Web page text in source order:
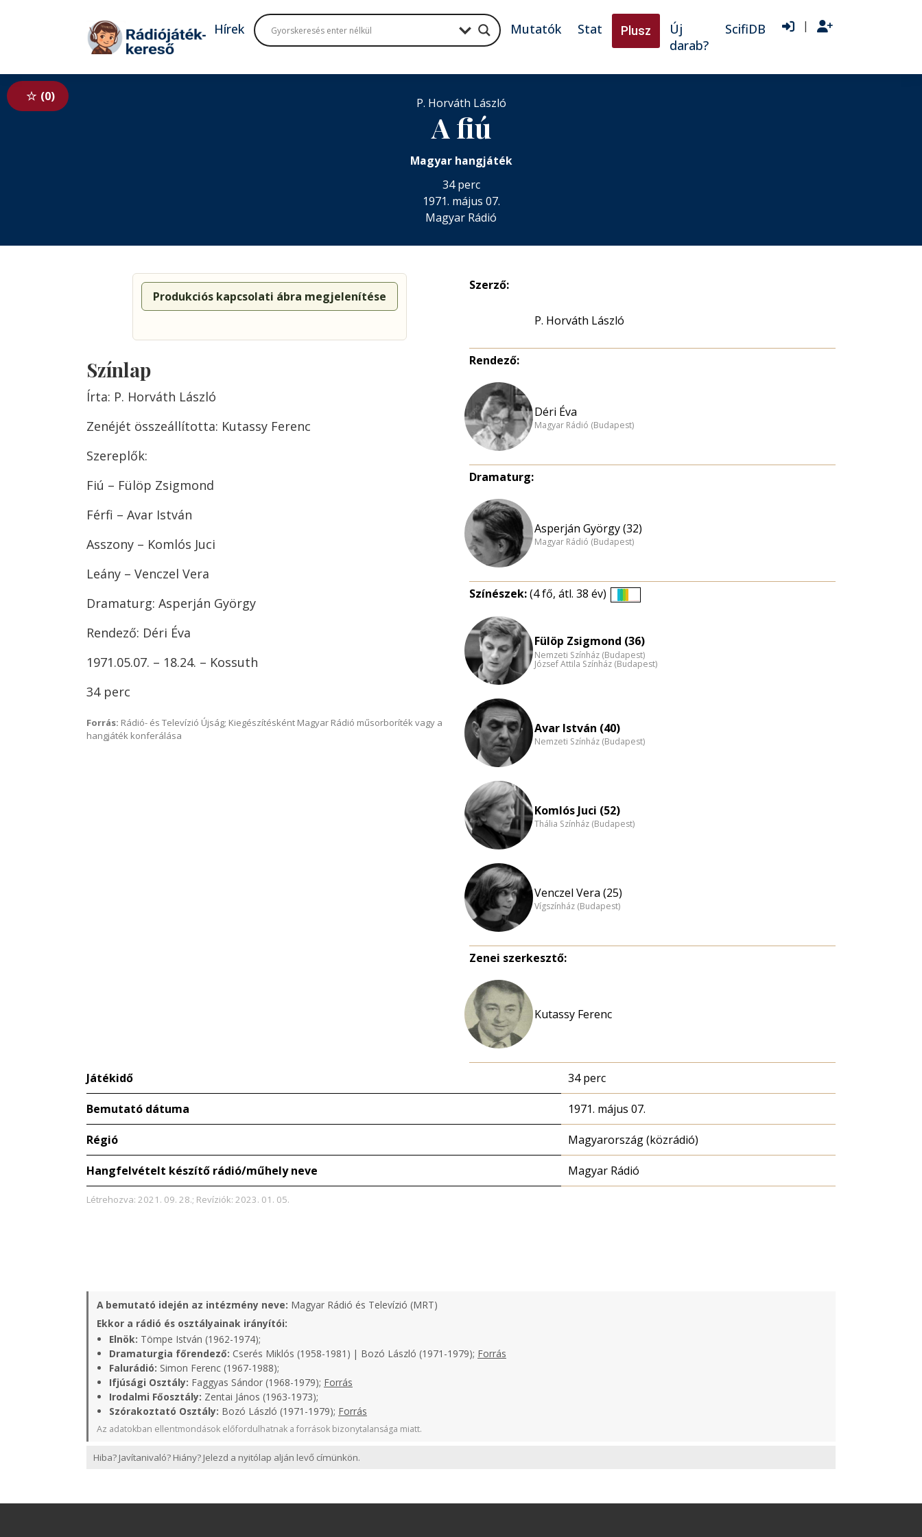
Tovább a tartalomhoz
Hírek Mutatók Stat Plusz
Új
darab?
ScifiDB |
0 P. Horváth László
A fiú
Magyar hangjáték
34 perc
1971. május 07.
Magyar Rádió
Produkciós kapcsolati ábra megjelenítése
Színlap
Írta: P. Horváth László
Zenéjét összeállította: Kutassy Ferenc
Szereplők:
Fiú – Fülöp Zsigmond
Férfi – Avar István
Asszony – Komlós Juci
Leány – Venczel Vera
Dramaturg: Asperján György
Rendező: Déri Éva
1971.05.07. – 18.24. – Kossuth
34 perc
Forrás: Rádió- és Televízió Újság; Kiegészítésként Magyar Rádió műsorboríték vagy a
hangjáték konferálása
Szerző:
P. Horváth László
Rendező:
Déri Éva
Magyar Rádió (Budapest)
Dramaturg:
Asperján György (32)
Magyar Rádió (Budapest)
Színészek:(4 fő, átl. 38 év)
nagyítása
Fülöp Zsigmond (36)
Nemzeti Színház (Budapest)
József Attila Színház (Budapest)
Avar István (40)
Nemzeti Színház (Budapest)
Komlós Juci (52)
Thália Színház (Budapest)
Venczel Vera (25)
Vígszínház (Budapest)
Zenei szerkesztő:
Kutassy Ferenc
Játékidő 34 perc
Bemutató dátuma 1971. május 07.
Régió Magyarország (közrádió)
Hangfelvételt készítő rádió/műhely neve Magyar Rádió
Létrehozva: 2021. 09. 28.; Revíziók: 2023. 01. 05.
A bemutató idején az intézmény neve: Magyar Rádió és Televízió (MRT)
Ekkor a rádió és osztályainak irányítói:
Elnök: Tömpe István (1962-1974);
Dramaturgia főrendező: Cserés Miklós (1958-1981) | Bozó László (1971-1979); Forrás
Falurádió: Simon Ferenc (1967-1988);
Ifjúsági Osztály: Faggyas Sándor (1968-1979); Forrás
Irodalmi Főosztály: Zentai János (1963-1973);
Szórakoztató Osztály: Bozó László (1971-1979); Forrás
Az adatokban ellentmondások előfordulhatnak a források bizonytalansága miatt.
Hiba? Javítanivaló? Hiány? Jelezd a nyitólap alján levő címünkön.